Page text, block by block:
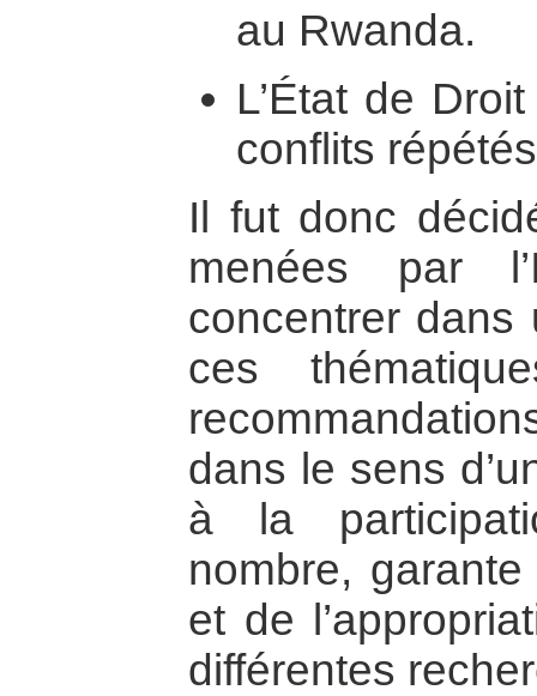
au Rwanda.
L’État de
conflits
Il fut donc
menées par
concentrer dans
ces
dans le sens
à la
nombre,
et de
différentes